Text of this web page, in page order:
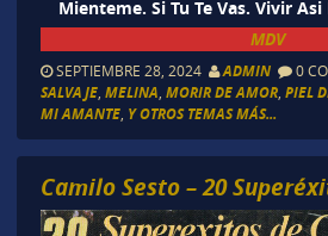
Mienteme. Si Tu Te Vas. Vivir
MDV
SEPTIEMBRE 28, 2024 ADMIN 0
SALVAJE, MELINA MORIR DE AMOR, PIEL
MI AMANTE, Y OTROS TEMAS MÁS...
Camilo Sesto – 20